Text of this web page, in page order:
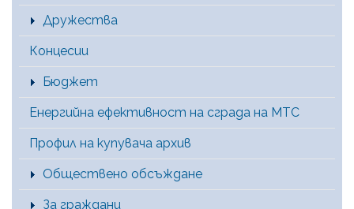
Дружества
Концесии
Бюджет
Енергийна ефективност на сграда на МТС
Профил на купувача архив
Обществено обсъждане
За граждани